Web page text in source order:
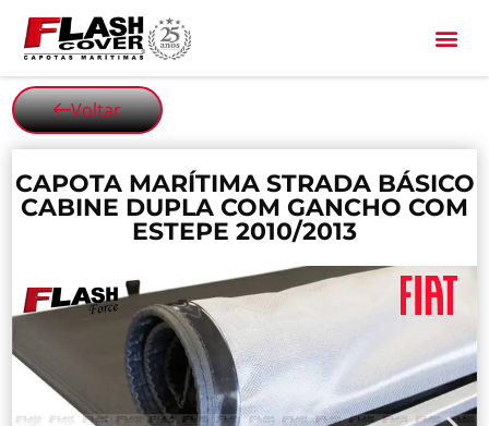
Voltar
CAPOTA MARÍTIMA STRADA BÁSICO
CABINE DUPLA COM GANCHO COM
ESTEPE 2010/2013